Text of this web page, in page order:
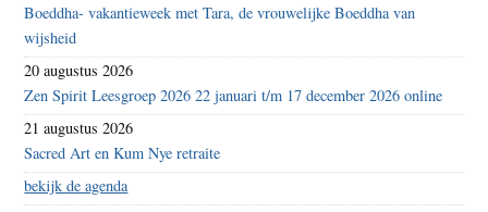
Boeddha- vakantieweek met Tara, de vrouwelijke Boeddha van
wijsheid
20 augustus 2026
Zen Spirit Leesgroep 2026 22 januari t/m 17 december 2026 online
21 augustus 2026
Sacred Art en Kum Nye retraite
bekijk de agenda